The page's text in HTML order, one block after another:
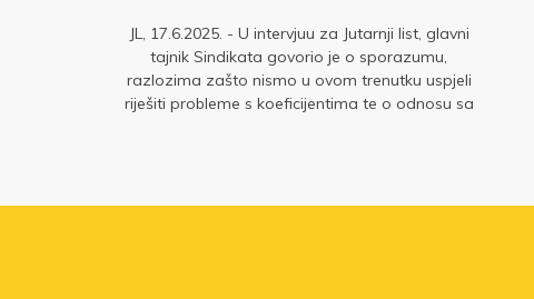
JL, 17.6.2025. - U intervjuu za Jutarnji list, glavni
tajnik Sindikata govorio je o sporazumu,
razlozima zašto nismo u ovom trenutku uspjeli
riješiti probleme s koeficijentima te o odnosu sa